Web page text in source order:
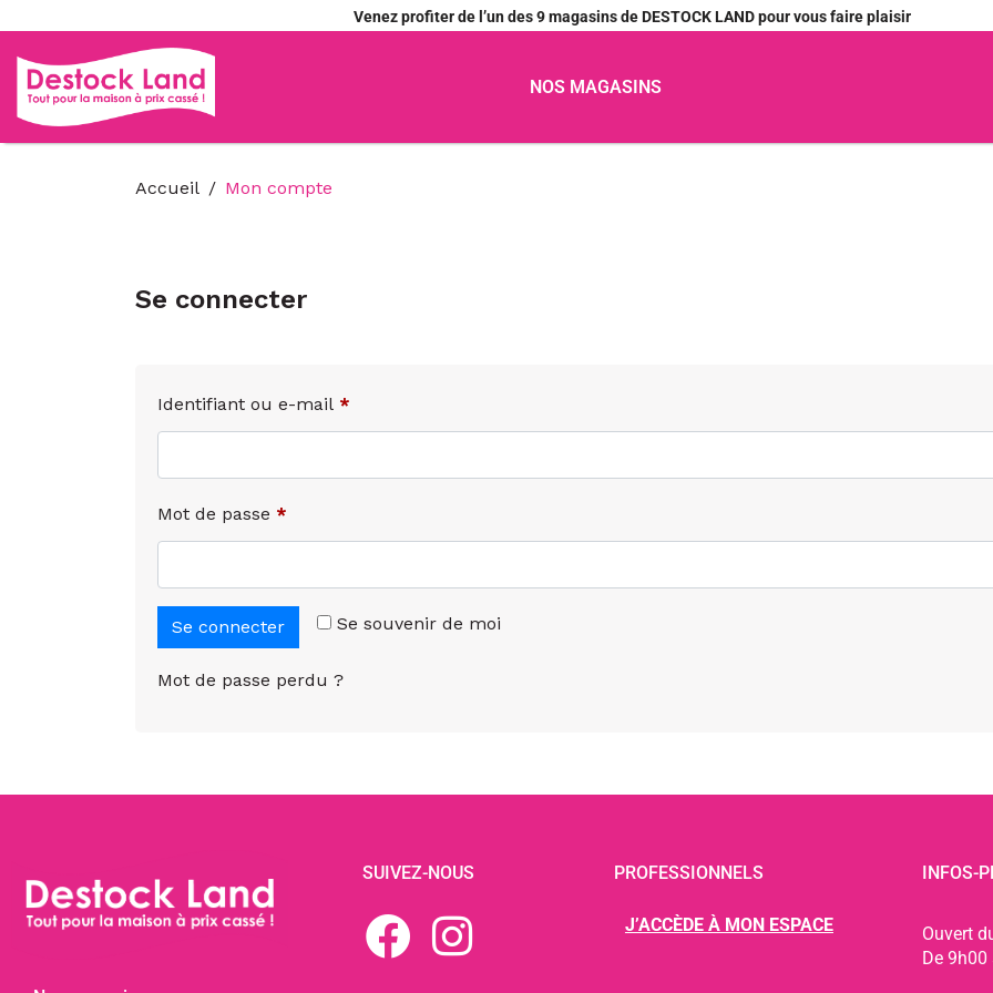
Venez profiter de l’un des 9 magasins de DESTOCK LAND pour vous faire plaisir
NOS MAGASINS
Accueil Mon compte
Se connecter
Identifiant ou e-mail *
Mot de passe *
Se souvenir de moi
Se connecter
Mot de passe perdu ?
SUIVEZ-NOUS PROFESSIONNELS
J’ACCÈDE À MON ESPACE
INFOS-
Ouvert
De